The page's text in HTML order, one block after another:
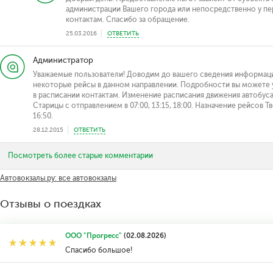
администрации Вашего города или непосредственно у
контактам. Спасибо за обращение.
25.03.2016 ОТВЕТИТЬ
Администратор
Уважаемые пользователи! Доводим до вашего сведения
некоторые рейсы в данном направлении. Подробности вы можете
в расписании контактам. Изменение расписания движения
Старицы с отправлением в 07:00, 13:15, 18:00. Назначение рейсов
16:50.
28.12.2015 ОТВЕТИТЬ
Посмотреть более старые комментарии
Автовокзалы.ру: все автовокзалы
Отзывы о поездках
ООО "Прогресс" (02.08.2026)
Спасибо большое!